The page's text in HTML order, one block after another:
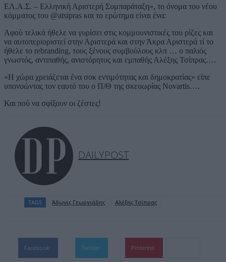
ΕΛ.Α.Σ. – Ελληνική Αριστερή Συμπαράταξη», το όνομα του νέου
κόμματος του @atsipras και το ερώτημα είναι ένα:
Αφού τελικά ήθελε να γυρίσει στις κομμουνιστικές του ρίζες και
να αυτοπεριοριστεί στην Αριστερά και στην Άκρα Αριστερά τί το
ήθελε το rebranding, τους ξένους συμβούλους κλπ … ο παλιός
γνωστός, αντιπαθής, ανιστόρητος και εμπαθής Αλέξης Τσίπρας….
«Η χώρα χρειάζεται ένα σοκ εντιμότητας και δημοκρατίας» είπε
υπονοώντας τον εαυτό του ο Π/Θ της σκευωρίας Novartis….
Και πού να σφίξουν οι ζέστες!
DAILYPOST
TAGS Άδωνις Γεωργιάδης Αλέξης Τσίπρας
Facebook Twitter Pinterest